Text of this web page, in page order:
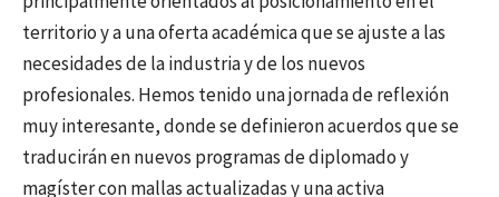
territorio y a una oferta académica que se ajuste a las
necesidades de la industria y de los nuevos
profesionales. Hemos tenido una jornada de reflexión
muy interesante, donde se definieron acuerdos que se
traducirán en nuevos programas de diplomado y
magíster con mallas actualizadas y una activa